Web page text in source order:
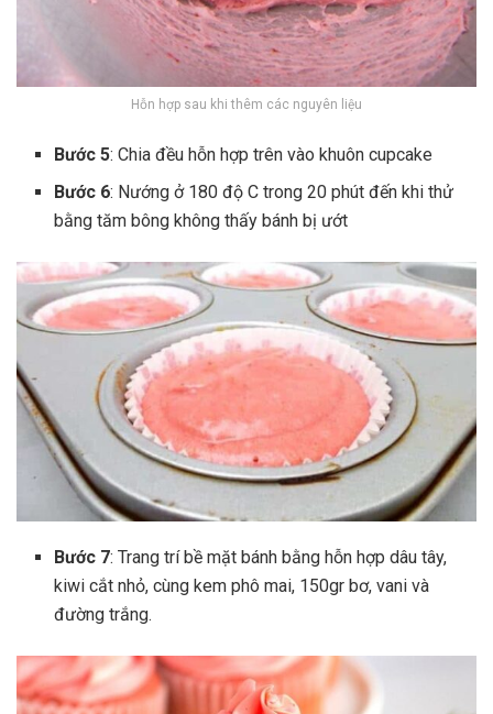
Hỗn hợp sau khi thêm các nguyên liệu
Bước 5: Chia đều hỗn hợp trên vào khuôn cupcake
Bước 6: Nướng ở 180 độ C trong 20 phút đến khi thử
bằng tăm bông không thấy bánh bị ướt
Bước 7: Trang trí bề mặt bánh bằng hỗn hợp dâu tây,
kiwi cắt nhỏ, cùng kem phô mai, 150gr bơ, vani và
đường trắng.